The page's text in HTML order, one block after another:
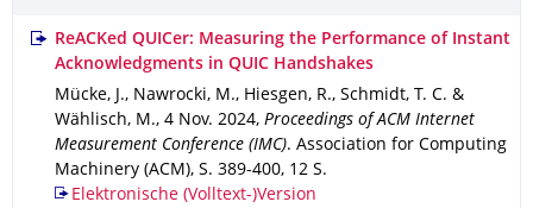
ReACKed QUICer: Measuring the Performance of Instant
Acknowledgments in QUIC Handshakes
Mücke, J., Nawrocki, M., Hiesgen, R., Schmidt, T. C. &
Wählisch, M., 4 Nov. 2024, Proceedings of ACM Internet
Measurement Conference (IMC). Association for Computing
Machinery (ACM), S. 389-400, 12 S.
Elektronische (Volltext-)Version